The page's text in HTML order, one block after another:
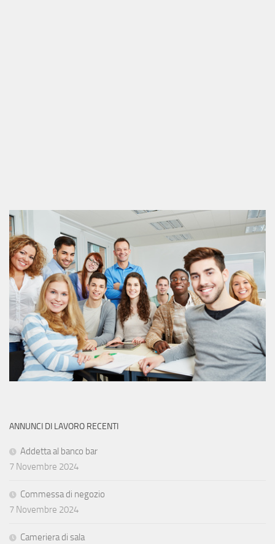
ANNUNCI DI LAVORO RECENTI
Addetta al banco bar
7 Novembre 2024
Commessa di negozio
7 Novembre 2024
Cameriera di sala